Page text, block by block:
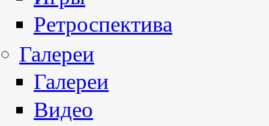
Ретроспектива
Галереи
Галереи
Видео